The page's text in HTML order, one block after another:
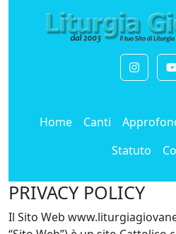
Home
Canti
Statuto
PRIVACY POLICY
Il Sito Web